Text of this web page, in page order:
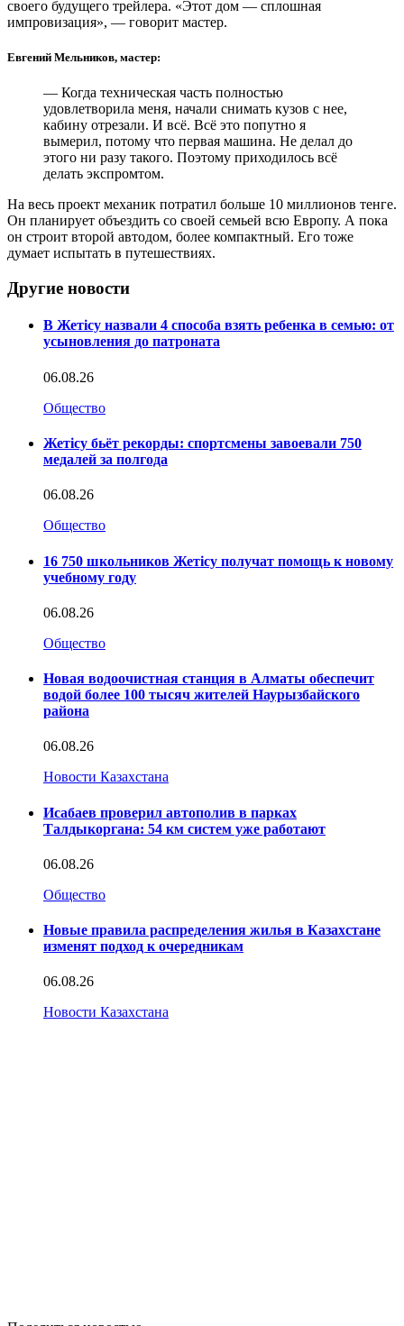
своего будущего трейлера. «Этот дом — сплошная
импровизация», — говорит мастер.
Евгений Мельников, мастер:
— Когда техническая часть полностью
удовлетворила меня, начали снимать кузов с нее,
кабину отрезали. И всё. Всё это попутно я
вымерил, потому что первая машина. Не делал до
этого ни разу такого. Поэтому приходилось всё
делать экспромтом.
На весь проект механик потратил больше 10 миллионов тенге.
Он планирует объездить со своей семьей всю Европу. А пока
он строит второй автодом, более компактный. Его тоже
думает испытать в путешествиях.
Другие новости
В Жетісу назвали 4 способа взять ребенка в семью: от
усыновления до патроната
06.08.26
Общество
Жетісу бьёт рекорды: спортсмены завоевали 750
медалей за полгода
06.08.26
Общество
16 750 школьников Жетісу получат помощь к новому
учебному году
06.08.26
Общество
Новая водоочистная станция в Алматы обеспечит
водой более 100 тысяч жителей Наурызбайского
района
06.08.26
Новости Казахстана
Исабаев проверил автополив в парках
Талдыкоргана: 54 км систем уже работают
06.08.26
Общество
Новые правила распределения жилья в Казахстане
изменят подход к очередникам
06.08.26
Новости Казахстана